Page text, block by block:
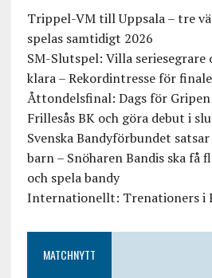
Trippel-VM till Uppsala – tre
spelas samtidigt 2026
SM-Slutspel: Villa seriesegrare
klara – Rekordintresse för
Åttondelsfinal: Dags för
Frillesås BK och göra debut i
Svenska Bandyförbundet
barn – Snöharen Bandis ska få
och spela bandy
Internationellt: Trenationers i
MATCHNYTT